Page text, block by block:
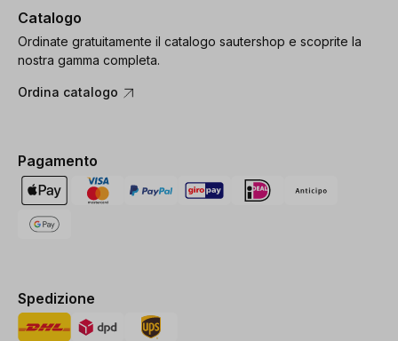
Catalogo
Ordinate gratuitamente il catalogo sautershop e scoprite la
nostra gamma completa.
Ordina catalogo
Pagamento
Spedizione